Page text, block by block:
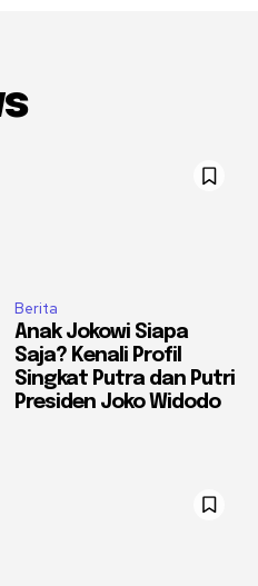
Berita
Anak Jokowi Siapa
Saja? Kenali Profil
Singkat Putra dan Putri
Presiden Joko Widodo